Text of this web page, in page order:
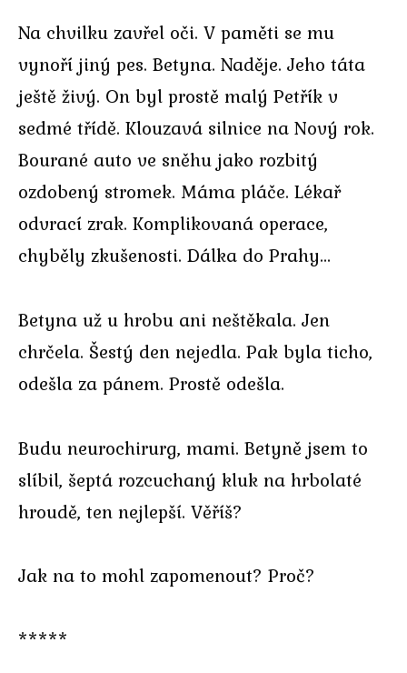
Na chvilku zavřel oči. V paměti se mu
vynoří jiný pes. Betyna. Naděje. Jeho táta
ještě živý. On byl prostě malý Petřík v
sedmé třídě. Klouzavá silnice na Nový rok.
Bourané auto ve sněhu jako rozbitý
ozdobený stromek. Máma pláče. Lékař
odvrací zrak. Komplikovaná operace,
chyběly zkušenosti. Dálka do Prahy…
Betyna už u hrobu ani neštěkala. Jen
chrčela. Šestý den nejedla. Pak byla ticho,
odešla za pánem. Prostě odešla.
Budu neurochirurg, mami. Betyně jsem to
slíbil, šeptá rozcuchaný kluk na hrbolaté
hroudě, ten nejlepší. Věříš?
Jak na to mohl zapomenout? Proč?
*****